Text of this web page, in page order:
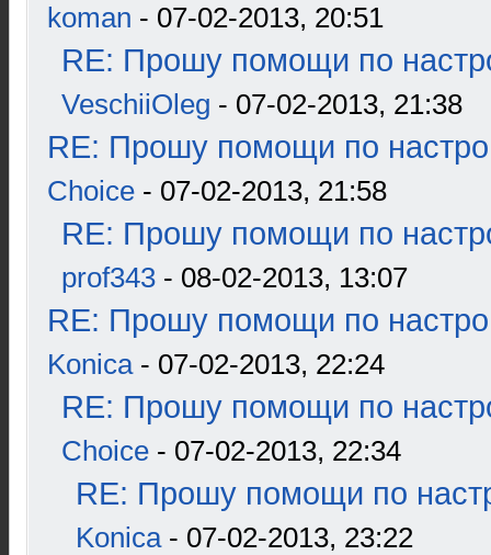
koman - 07-02-2013, 20:51
RE: Прошу помощи по
VeschiiOleg - 07-02-2013, 21:38
RE: Прошу помощи по
Choice - 07-02-2013, 21:58
RE: Прошу помощи по
prof343 - 08-02-2013, 13:07
RE: Прошу помощи по
Konica- 07-02-2013, 22:24
RE: Прошу помощи по
Choice - 07-02-2013, 22:34
RE: Прошу помощи по
Konica- 07-02-2013, 23:22